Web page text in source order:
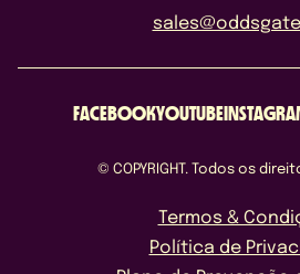
FACEBOOKYOUTUBE
© COPYRIGHT. Todos os
Termos &
Política de